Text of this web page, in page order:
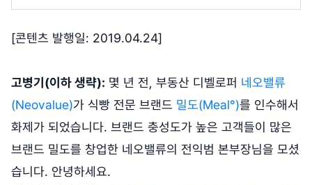
[콘텐츠 발행일: 2019.04.24]
고병기(이하 생략): 몇 년 전, 부동산 디벨로퍼 네오밸류
(Neovalue)가 식빵 전문 브랜드 밀도(Meal°)를 인수해서
화제가 되었습니다. 브랜드 충성도가 높은 고객들이 많은
브랜드 밀도를 창업한 네오밸류의 전익범 본부장님을 모셨
습니다. 안녕하세요.